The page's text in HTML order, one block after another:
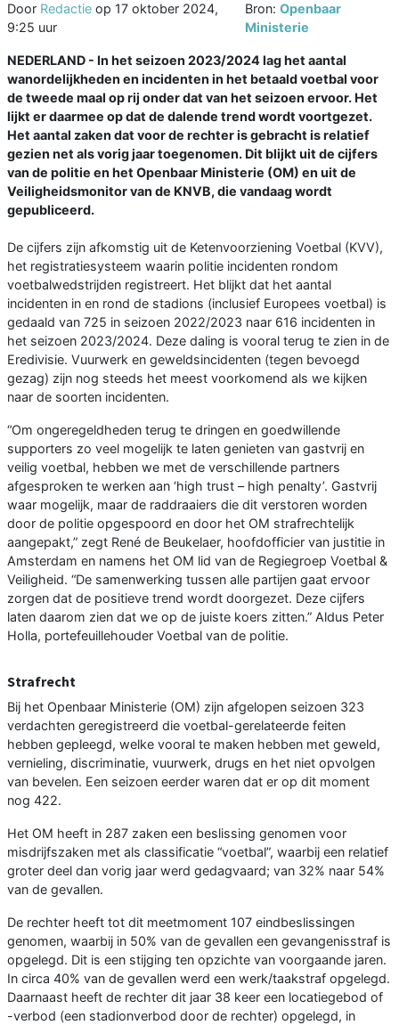
Door Redactie op 17 oktober 2024,
9:25 uur
Bron:Openbaar
Ministerie
NEDERLAND - In het seizoen 2023/2024 lag het aantal
wanordelijkheden en incidenten in het betaald voetbal voor
de tweede maal op rij onder dat van het seizoen ervoor. Het
lijkt er daarmee op dat de dalende trend wordt voortgezet.
Het aantal zaken dat voor de rechter is gebracht is relatief
gezien net als vorig jaar toegenomen. Dit blijkt uit de cijfers
van de politie en het Openbaar Ministerie (OM) en uit de
Veiligheidsmonitor van de KNVB, die vandaag wordt
gepubliceerd.
De cijfers zijn afkomstig uit de Ketenvoorziening Voetbal (KVV),
het registratiesysteem waarin politie incidenten rondom
voetbalwedstrijden registreert. Het blijkt dat het aantal
incidenten in en rond de stadions (inclusief Europees voetbal) is
gedaald van 725 in seizoen 2022/2023 naar 616 incidenten in
het seizoen 2023/2024. Deze daling is vooral terug te zien in de
Eredivisie. Vuurwerk en geweldsincidenten (tegen bevoegd
gezag) zijn nog steeds het meest voorkomend als we kijken
naar de soorten incidenten.
“Om ongeregeldheden terug te dringen en goedwillende
supporters zo veel mogelijk te laten genieten van gastvrij en
veilig voetbal, hebben we met de verschillende partners
afgesproken te werken aan ‘high trust – high penalty’. Gastvrij
waar mogelijk, maar de raddraaiers die dit verstoren worden
door de politie opgespoord en door het OM strafrechtelijk
aangepakt,” zegt René de Beukelaer, hoofdofficier van justitie in
Amsterdam en namens het OM lid van de Regiegroep Voetbal &
Veiligheid. “De samenwerking tussen alle partijen gaat ervoor
zorgen dat de positieve trend wordt doorgezet. Deze cijfers
laten daarom zien dat we op de juiste koers zitten.” Aldus Peter
Holla, portefeuillehouder Voetbal van de politie.
Strafrecht
Bij het Openbaar Ministerie (OM) zijn afgelopen seizoen 323
verdachten geregistreerd die voetbal-gerelateerde feiten
hebben gepleegd, welke vooral te maken hebben met geweld,
vernieling, discriminatie, vuurwerk, drugs en het niet opvolgen
van bevelen. Een seizoen eerder waren dat er op dit moment
nog 422.
Het OM heeft in 287 zaken een beslissing genomen voor
misdrijfszaken met als classificatie “voetbal”, waarbij een relatief
groter deel dan vorig jaar werd gedagvaard; van 32% naar 54%
van de gevallen.
De rechter heeft tot dit meetmoment 107 eindbeslissingen
genomen, waarbij in 50% van de gevallen een gevangenisstraf is
opgelegd. Dit is een stijging ten opzichte van voorgaande jaren.
In circa 40% van de gevallen werd een werk/taakstraf opgelegd.
Daarnaast heeft de rechter dit jaar 38 keer een locatiegebod of
-verbod (een stadionverbod door de rechter) opgelegd, in